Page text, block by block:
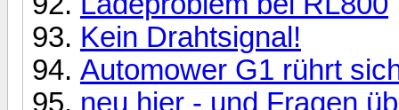
Kein Drahtsignal!
Automower G1 rührt
neu hier - und Fragen